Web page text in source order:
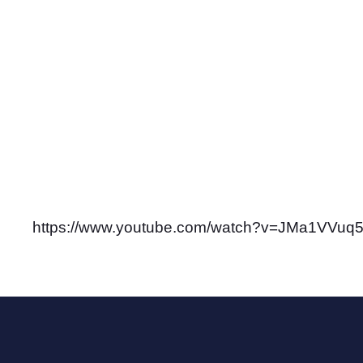
https://www.youtube.com/